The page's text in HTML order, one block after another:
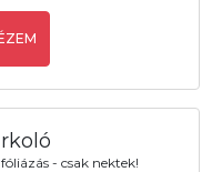
- csak nektek!